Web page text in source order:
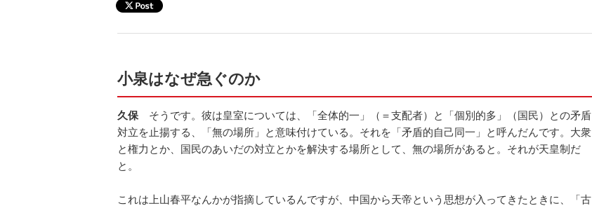
小泉はなぜ急ぐのか
久保 そうです。彼は皇室については、「全体的一」（＝支配者）と「個別的多」（国民）との矛盾
対立を止揚する、「無の場所」と意味付けている。それを「矛盾的自己同一」と呼んだんです。大衆
と権力とか、国民のあいだの対立とかを解決する場所として、無の場所があると。それが天皇制だ
と。
これは上山春平なんかが指摘しているんですが、中国から天帝という思想が入ってきたときに、「古